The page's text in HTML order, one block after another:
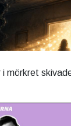
mörkret